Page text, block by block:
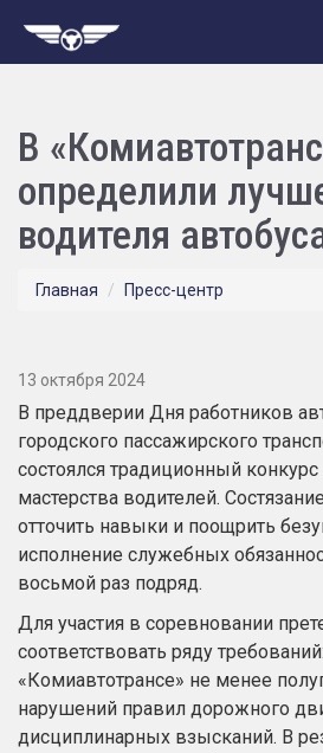
В
определили
водителя
Главная Пресс-центр
13 октября 2024
В преддверии Дня работников
городского пассажирского
состоялся традиционный
мастерства водителей.
отточить навыки и поощрить
исполнение служебных
восьмой раз подряд.
Для участия в соревновании
соответствовать ряду
«Комиавтотрансе» не менее
нарушений правил дорожного
дисциплинарных взысканий. В